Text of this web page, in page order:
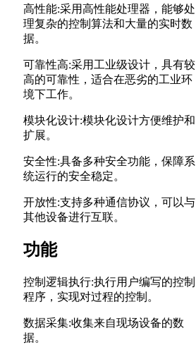
高性能:采用高性能处理器，能够处
理复杂的控制算法和大量的实时数
据。
可靠性高:采用工业级设计，具有较
高的可靠性，适合在恶劣的工业环
境下工作。
模块化设计:模块化设计方便维护和
扩展。
安全性:具备多种安全功能，保障系
统运行的安全稳定。
开放性:支持多种通信协议，可以与
其他设备进行互联。
功能
控制逻辑执行:执行用户编写的控制
程序，实现对过程的控制。
数据采集:收集来自现场设备的数
据。